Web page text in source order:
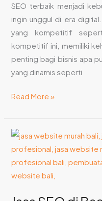
SEO terbaik menjadi
ingin unggul di era
yang kompetitif
kompetitif ini, memiliki
penting bagi bisnis apa
yang dinamis seperti
Read More »
Jasa
SEO
di
Badung